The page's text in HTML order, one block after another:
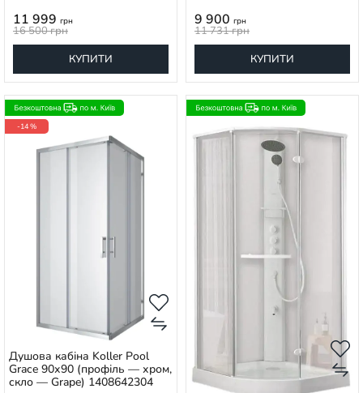
11 999 грн
16 500грн
КУПИТИ
9 900 грн
11 731грн
КУПИТИ
-14 %
Душова кабіна Koller Pool
Grace 90х90 (профіль — хром,
скло — Grape) 1408642304